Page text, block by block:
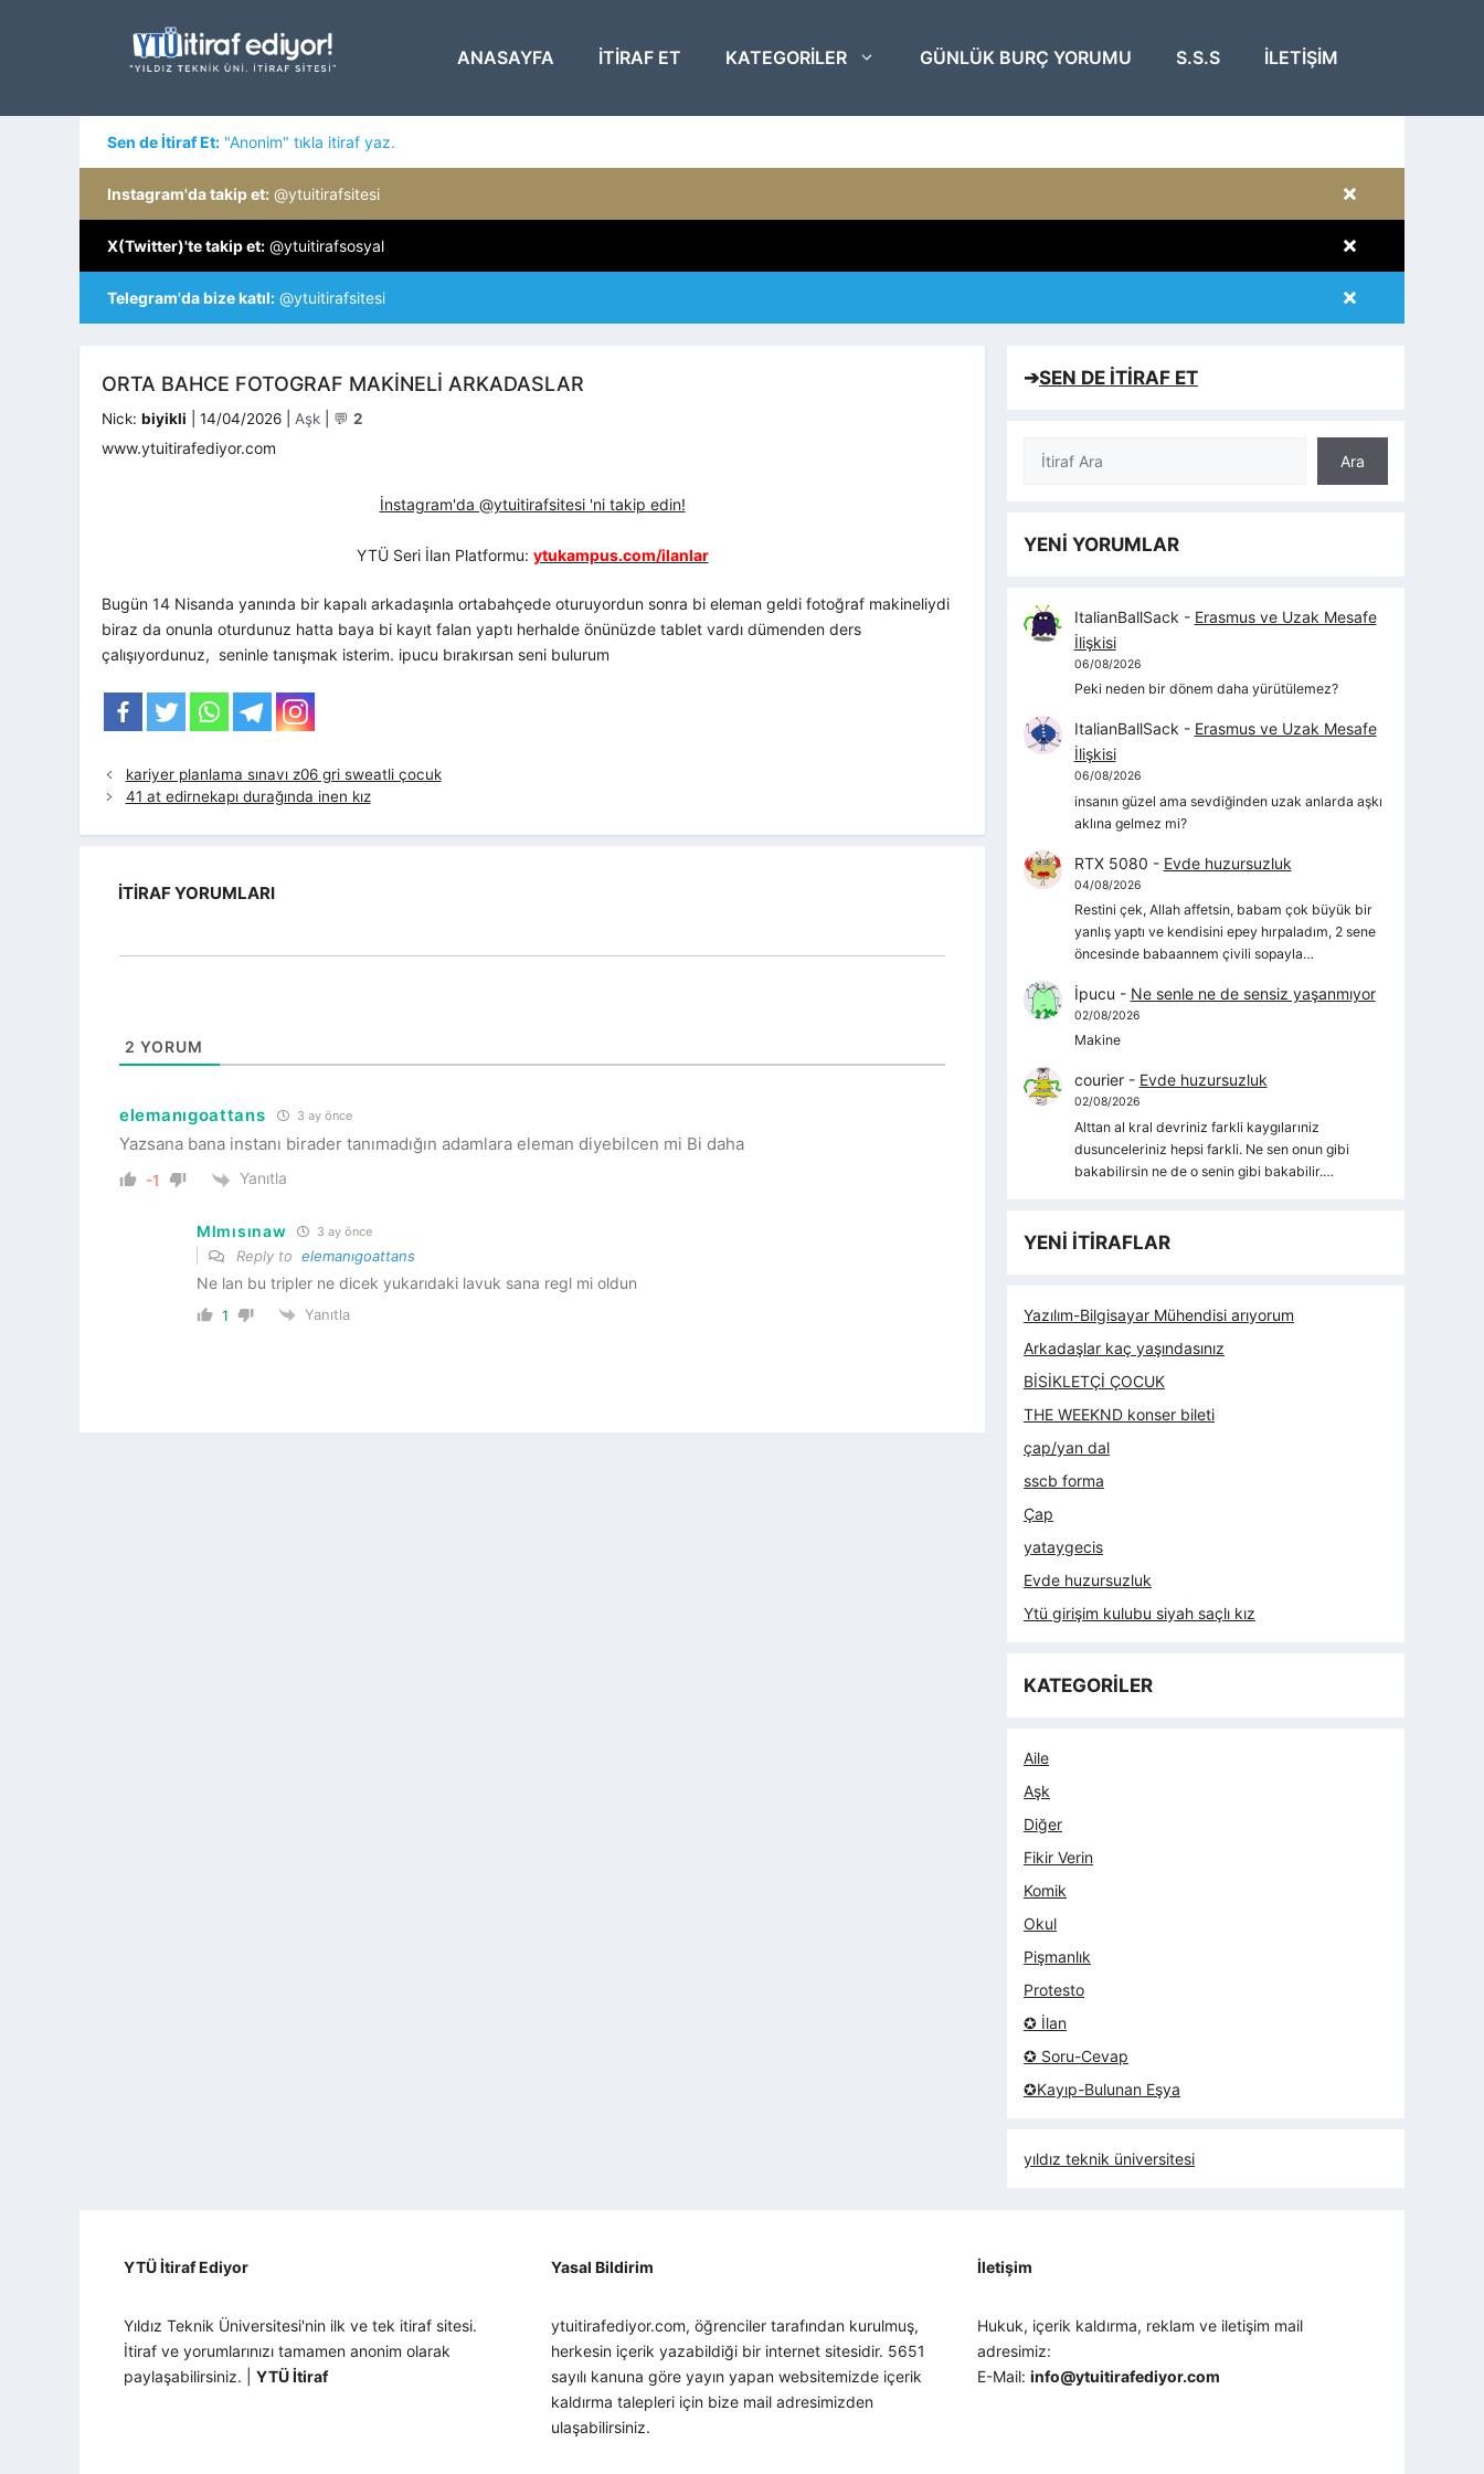
ANASAYFA ITIRAF ET KATEGORILER GÜNLÜK BURÇ YORUMU S.S.S İLETIŞIM
Sen de İtiraf Et: "Anonim" tıkla itiraf yaz.
×
Instagram'da takip et: @ytuitirafsitesi
×
X(Twitter)'te takip et: @ytuitirafsosyal
×
Telegram'da bize katıl: @ytuitirafsitesi
ORTA BAHCE FOTOGRAF MAKINELI ARKADASLAR
Nick: biyikli 14/04/2026 Kategoriler
Aşk 💬 2
www.ytuitirafediyor.com
İnstagram'da @ytuitirafsitesi 'ni takip edin!
YTÜ Seri İlan Platformu: ytukampus.com/ilanlar
Bugün 14 Nisanda yanında bir kapalı arkadaşınla ortabahçede oturuyordun sonra bi eleman geldi fotoğraf makineliydi
biraz da onunla oturdunuz hatta baya bi kayıt falan yaptı herhalde önünüzde tablet vardı dümenden ders
çalışıyordunuz, seninle tanışmak isterim. ipucu bırakırsan seni bulurum
kariyer planlama sınavı z06 gri sweatli çocuk
41 at edirnekapı durağında inen kız
İTIRAF YORUMLARI
2 YORUM
elemanıgoattans 3 ay önce
Yazsana bana instanı birader tanımadığın adamlara eleman diyebilcen mi Bi daha
-1 Yanıtla
Mlmısınaw 3 ay önce
Reply to elemanıgoattans
Ne lan bu tripler ne dicek yukarıdaki lavuk sana regl mi oldun
1 Yanıtla
➔SEN DE İTİRAF ET
Ara
Ara
YENİ YORUMLAR
ItalianBallSack - Erasmus ve Uzak Mesafe
İlişkisi
06/08/2026
Peki neden bir dönem daha yürütülemez?
ItalianBallSack - Erasmus ve Uzak Mesafe
İlişkisi
06/08/2026
insanın güzel ama sevdiğinden uzak anlarda aşkı
aklına gelmez mi?
RTX 5080 - Evde huzursuzluk
04/08/2026
Restini çek, Allah affetsin, babam çok büyük bir
yanlış yaptı ve kendisini epey hırpaladım, 2 sene
öncesinde babaannem çivili sopayla…
İpucu - Ne senle ne de sensiz yaşanmıyor
02/08/2026
Makine
courier- Evde huzursuzluk
02/08/2026
Alttan al kral devriniz farkli kaygılarıniz
dusunceleriniz hepsi farkli. Ne sen onun gibi
bakabilirsin ne de o senin gibi bakabilir.…
YENİ İTİRAFLAR
Yazılım-Bilgisayar Mühendisi arıyorum
Arkadaşlar kaç yaşındasınız
BİSİKLETÇİ ÇOCUK
THE WEEKND konser bileti
çap/yan dal
sscb forma
Çap
yataygecis
Evde huzursuzluk
Ytü girişim kulubu siyah saçlı kız
KATEGORİLER
Aile
Aşk
Diğer
Fikir Verin
Komik
Okul
Pişmanlık
Protesto
✪ İlan
✪ Soru-Cevap
✪Kayıp-Bulunan Eşya
yıldız teknik üniversitesi
YTÜ İtiraf Ediyor
Yıldız Teknik Üniversitesi'nin ilk ve tek itiraf sitesi.
İtiraf ve yorumlarınızı tamamen anonim olarak
paylaşabilirsiniz. | YTÜ İtiraf
Yasal Bildirim
ytuitirafediyor.com, öğrenciler tarafından kurulmuş,
herkesin içerik yazabildiği bir internet sitesidir. 5651
sayılı kanuna göre yayın yapan websitemizde içerik
kaldırma talepleri için bize mail adresimizden
ulaşabilirsiniz.
İletişim
Hukuk, içerik kaldırma, reklam ve iletişim mail
adresimiz:
E-Mail:info@ytuitirafediyor.com